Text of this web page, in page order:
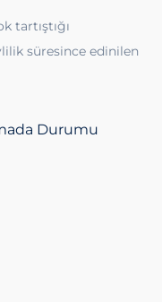
tartıştığı
süresince edinilen